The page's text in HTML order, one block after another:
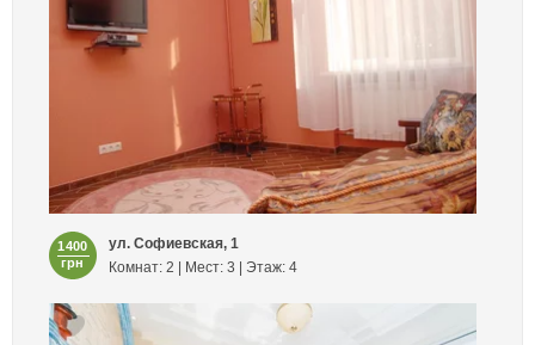
1400
грн
ул. Софиевская, 1
Комнат: 2 | Мест: 3 | Этаж: 4